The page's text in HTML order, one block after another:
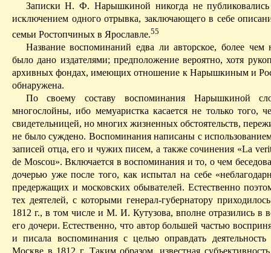
Записки Н. Ф. Нарышкиной никогда не публиковались
исключением одного отрывка, заключающего в себе
семьи Ростопчиных в Ярославле.55
Название воспоминаний едва ли авторское, более чем
было дано издателями; предположение вероятно, хотя
архивных фондах, имеющих отношение к Нарышкиным и
обнаружена.
По своему составу воспоминания Нарышкиной
многослойны, ибо мемуаристка касается не только того,
свидетельницей, но многих жизненных обстоятельств,
не было суждено. Воспоминания написаны с
записей отца, его и чужих писем, а также сочинения «La
de Moscou». Включается в воспоминания и то, о чем
дочерью уже после того, как испытал на себе
предержащих и московских обывателей. Естественно
тех деятелей, с которыми генерал-губернатору
1812 г., в том числе и М. И. Кутузова, вполне отразились в
его дочери. Естественно, что автор большей частью
и писала воспоминания с целью оправдать